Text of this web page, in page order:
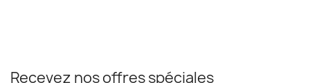
Recevez nos offres spéciales